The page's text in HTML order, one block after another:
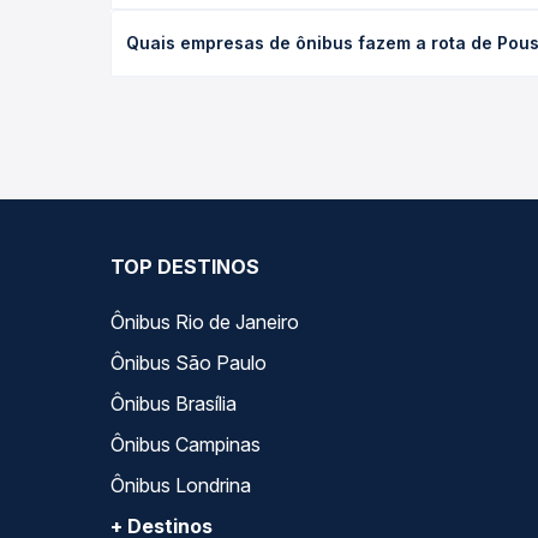
poltrona e a antecedência da compra. Na Quero
Quais empresas de ônibus fazem a rota de
TOP DESTINOS
Ônibus Rio de Janeiro
Ônibus São Paulo
Ônibus Brasília
Ônibus Campinas
Ônibus Londrina
+ Destinos